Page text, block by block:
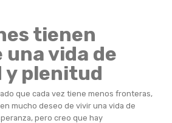
tienen
una vida de
y plenitud
que cada vez tiene menos fronteras,
mucho deseo de vivir una vida de
pero creo que hay